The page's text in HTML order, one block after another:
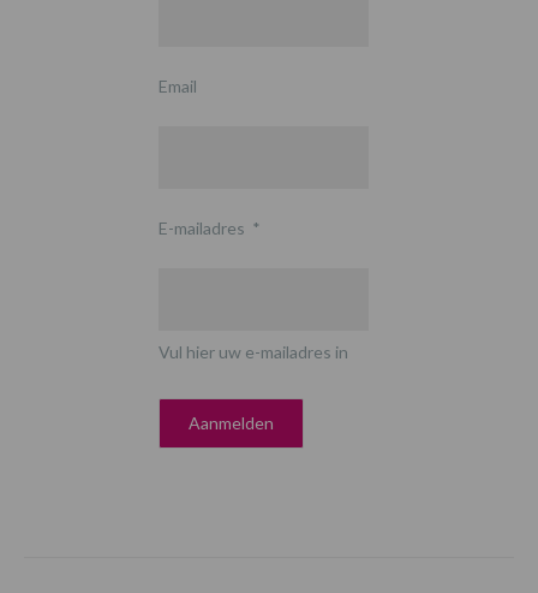
Email
E-mailadres *
Vul hier uw e-mailadres in